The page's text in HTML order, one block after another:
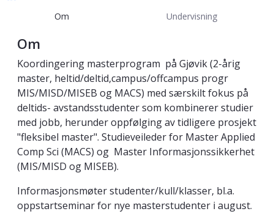
Om Undervisning
Om
Koordingering masterprogram på Gjøvik (2-årig
master, heltid/deltid,campus/offcampus progr
MIS/MISD/MISEB og MACS) med særskilt fokus på
deltids- avstandsstudenter som kombinerer studier
med jobb, herunder oppfølging av tidligere prosjekt
"fleksibel master". Studieveileder for Master Applied
Comp Sci (MACS) og Master Informasjonssikkerhet
(MIS/MISD og MISEB).
Informasjonsmøter studenter/kull/klasser, bl.a.
oppstartseminar for nye masterstudenter i august.